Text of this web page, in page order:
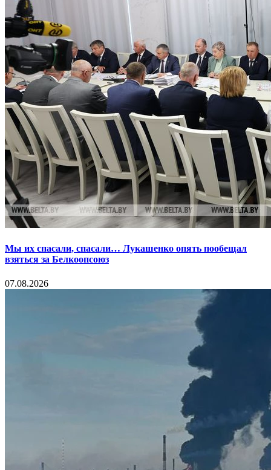
Мы их спасали, спасали… Лукашенко опять пообещал
взяться за Белкоопсоюз
07.08.2026